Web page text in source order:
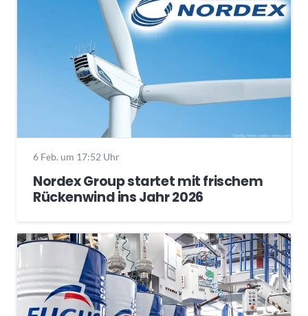
6 Feb. um 17:52 Uhr
Nordex Group startet mit frischem
Rückenwind ins Jahr 2026